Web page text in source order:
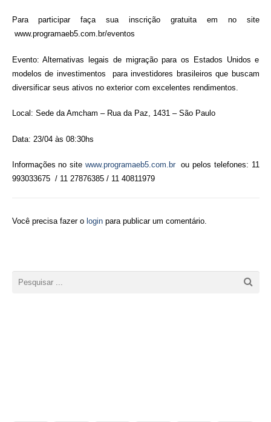
Para participar faça sua inscrição gratuita em no site
www.programaeb5.com.br/eventos
Evento: Alternativas legais de migração para os Estados Unidos e
modelos de investimentos para investidores brasileiros que buscam
diversificar seus ativos no exterior com excelentes rendimentos.
Local: Sede da Amcham – Rua da Paz, 1431 – São Paulo
Data: 23/04 às 08:30hs
Informações no site www.programaeb5.com.brou pelos telefones: 11
993033675 / 11 27876385 / 11 40811979
Você precisa fazer o loginpara publicar um comentário.